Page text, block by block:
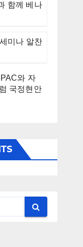
함께 베나
미나 알찬
와 자
국정현안